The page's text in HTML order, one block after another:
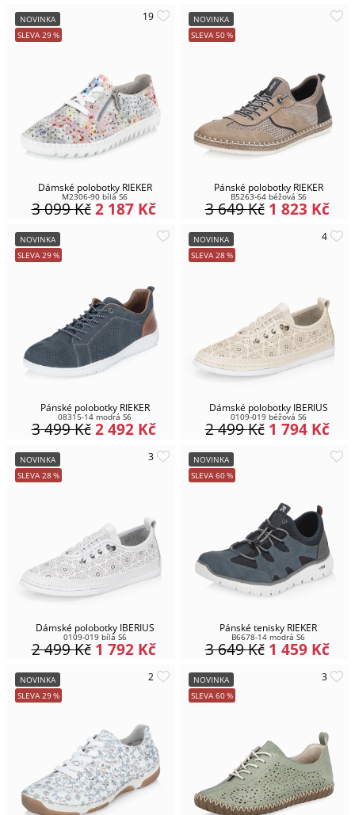
NOVINKA
SLEVA 29%
Dámské polobotky RIEKER
M2306-90 bílá S6
2 187 Kč
3 099Kč
NOVINKA
SLEVA 50%
Pánské polobotky RIEKER
B5263-64 béžová S6
1 823 Kč
3 649Kč
NOVINKA
SLEVA 29%
Pánské polobotky RIEKER
08315-14 modrá S6
2 492 Kč
3 499Kč
NOVINKA
SLEVA 28%
Dámské polobotky IBERIUS
0109-019 béžová S6
1 794 Kč
2 499Kč
NOVINKA
SLEVA 28%
Dámské polobotky IBERIUS
0109-019 bílá S6
1 792 Kč
2 499Kč
NOVINKA
SLEVA 60%
Pánské tenisky RIEKER
B6678-14 modrá S6
1 459 Kč
3 649Kč
NOVINKA
SLEVA 29%
NOVINKA
SLEVA 60%